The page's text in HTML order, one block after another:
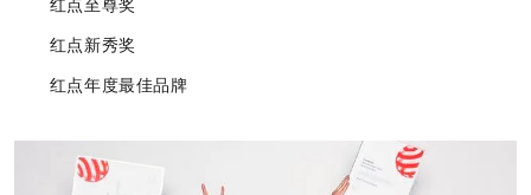
红点至尊奖
红点新秀奖
红点年度最佳品牌